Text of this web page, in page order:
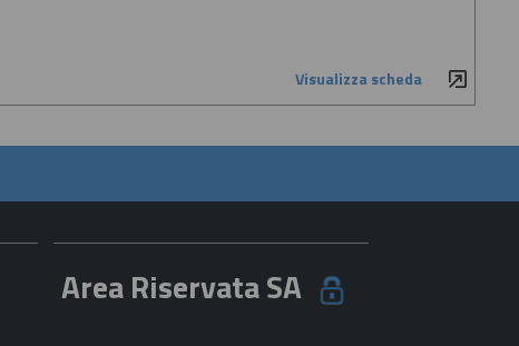
Visualizza scheda
Area Riservata SA